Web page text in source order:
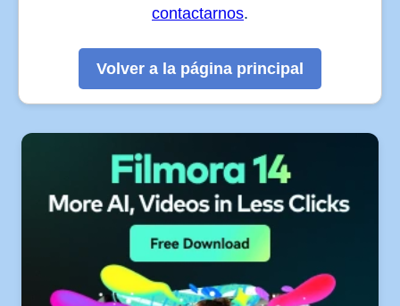
contactarnos.
Volver a la página principal